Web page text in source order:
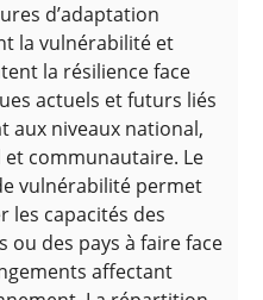
d’adaptation
la vulnérabilité et
la résilience face
actuels et futurs liés
aux niveaux national,
et communautaire. Le
vulnérabilité permet
les capacités des
ou des pays à faire face
affectant